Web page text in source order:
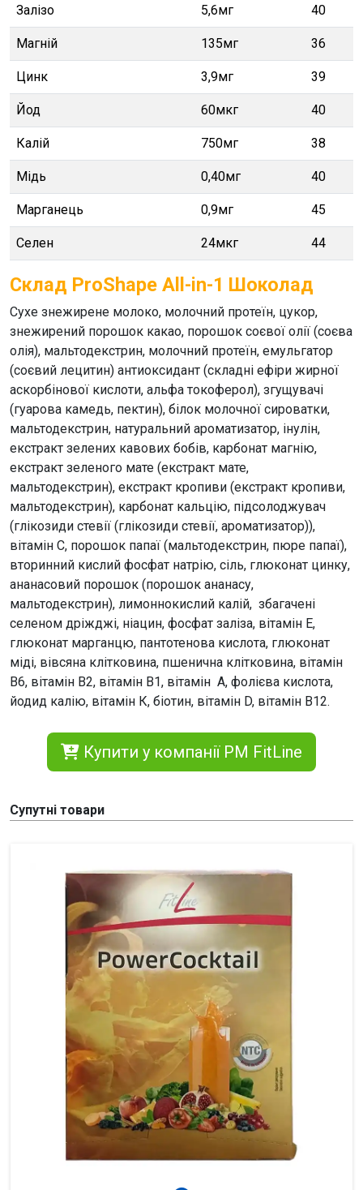
Залізо 5,6мг 40
Магній 135мг 36
Цинк 3,9мг 39
Йод 60мкг 40
Калій 750мг 38
Мідь 0,40мг 40
Марганець 0,9мг 45
Селен 24мкг 44
Склад ProShape All-in-1 Шоколад
Сухе знежирене молоко, молочний протеїн, цукор,
знежирений порошок какао, порошок соєвої олії (соєва
олія), мальтодекстрин, молочний протеїн, емульгатор
(соєвий лецитин) антиоксидант (складні ефіри жирної
аскорбінової кислоти, альфа токоферол), згущувачі
(гуарова камедь, пектин), білок молочної сироватки,
мальтодекстрин, натуральний ароматизатор, інулін,
екстракт зелених кавових бобів, карбонат магнію,
екстракт зеленого мате (екстракт мате,
мальтодекстрин), екстракт кропиви (екстракт кропиви,
мальтодекстрин), карбонат кальцію, підсолоджувач
(глікозиди стевії (глікозиди стевії, ароматизатор)),
вітамін С, порошок папаї (мальтодекстрин, пюре папаї),
вторинний кислий фосфат натрію, сіль, глюконат цинку,
ананасовий порошок (порошок ананасу,
мальтодекстрин), лимоннокислий калій, збагачені
селеном дріжджі, ніацин, фосфат заліза, вітамін E,
глюконат марганцю, пантотенова кислота, глюконат
міді, вівсяна клітковина, пшенична клітковина, вітамін
В6, вітамін В2, вітамін В1, вітамін A, фолієва кислота,
йодид калію, вітамін К, біотин, вітамін D, вітамін В12.
Купити у компанії PM FitLine
Супутні товари